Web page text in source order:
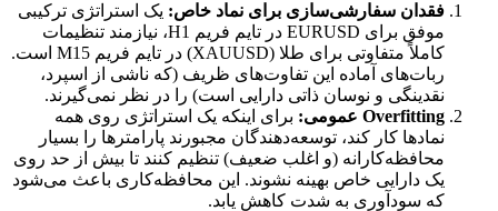
فقدان سفارشی‌سازی برای نماد خاص: یک استراتژی ترکیبی
موفق برای EURUSD در تایم فریم H1، نیازمند تنظیمات
کاملاً متفاوتی برای طلا (XAUUSD) در تایم فریم M15 است.
ربات‌های آماده این تفاوت‌های ظریف (که ناشی از اسپرد،
نقدینگی و نوسان ذاتی دارایی است) را در نظر نمی‌گیرند.
Overfitting عمومی:
برای اینکه یک استراتژی روی همه
نمادها کار کند، توسعه‌دهندگان مجبورند پارامترها را بسیار
محافظه‌کارانه (و اغلب ضعیف) تنظیم کنند تا بیش از حد روی
یک دارایی خاص بهینه نشوند. این محافظه‌کاری باعث می‌شود
که سودآوری به شدت کاهش یابد.